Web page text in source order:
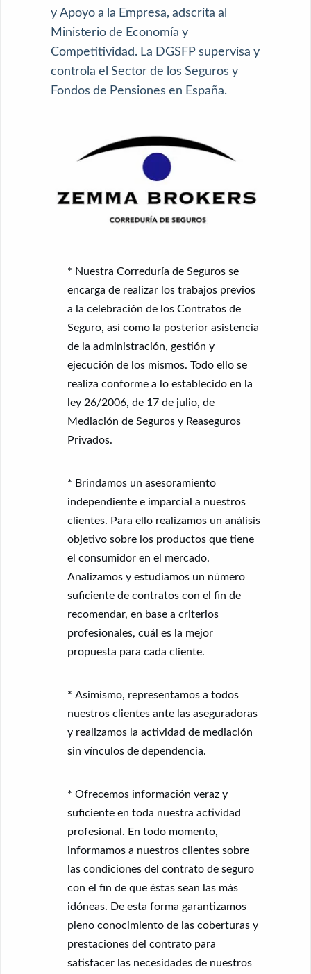
y Apoyo a la Empresa, adscrita al
Ministerio de Economía y
Competitividad. La DGSFP supervisa y
controla el Sector de los Seguros y
Fondos de Pensiones en España.
* Nuestra Correduría de Seguros se
encarga de realizar los trabajos previos
a la celebración de los Contratos de
Seguro, así como la posterior asistencia
de la administración, gestión y
ejecución de los mismos. Todo ello se
realiza conforme a lo establecido en la
ley 26/2006, de 17 de julio, de
Mediación de Seguros y Reaseguros
Privados.
* Brindamos un asesoramiento
independiente e imparcial a nuestros
clientes. Para ello realizamos un análisis
objetivo sobre los productos que tiene
el consumidor en el mercado.
Analizamos y estudiamos un número
suficiente de contratos con el fin de
recomendar, en base a criterios
profesionales, cuál es la mejor
propuesta para cada cliente.
* Asimismo, representamos a todos
nuestros clientes ante las aseguradoras
y realizamos la actividad de mediación
sin vínculos de dependencia.
* Ofrecemos información veraz y
suficiente en toda nuestra actividad
profesional. En todo momento,
informamos a nuestros clientes sobre
las condiciones del contrato de seguro
con el fin de que éstas sean las más
idóneas. De esta forma garantizamos
pleno conocimiento de las coberturas y
prestaciones del contrato para
satisfacer las necesidades de nuestros